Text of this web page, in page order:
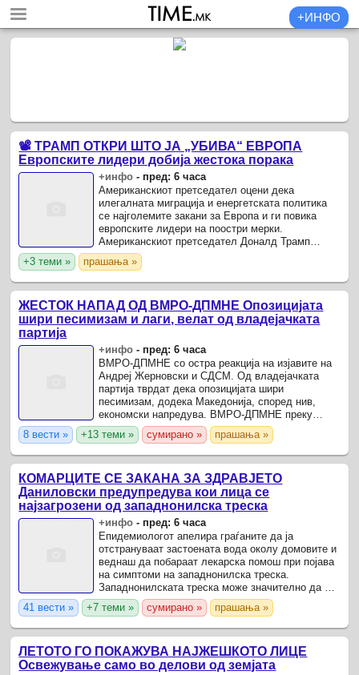
+ИНФО
📽️ ТРАМП ОТКРИ ШТО ЈА „УБИВА“ ЕВРОПА
Европските лидери добија жестока порака
+инфо - пред: 6 часа
Американскиот претседател оцени дека
илегалната миграција и енергетската политика
се најголемите закани за Европа и ги повика
европските лидери на поостри мерки.
Американскиот претседател Доналд Трамп
повторно упати критики кон европските лидери,
оценувајќи дека илегалната ...
+3 теми » прашања »
ЖЕСТОК НАПАД ОД ВМРО-ДПМНЕ Опозицијата
шири песимизам и лаги, велат од владејачката
партија
+инфо - пред: 6 часа
ВМРО-ДПМНЕ со остра реакција на изјавите на
Андреј Жерновски и СДСМ. Од владејачката
партија тврдат дека опозицијата шири
песимизам, додека Македонија, според нив,
економски напредува. ВМРО-ДПМНЕ преку
соопштение остро реагираше на изјавите на
функционерот на СДСМ, Андреј ...
8 вести » +13 теми » сумирано » прашања »
КОМАРЦИТЕ СЕ ЗАКАНА ЗА ЗДРАВЈЕТО
Даниловски предупредува кои лица се
најзагрозени од западнонилска треска
+инфо - пред: 6 часа
Епидемиологот апелира граѓаните да ја
отстрануваат застоената вода околу домовите и
веднаш да побараат лекарска помош при појава
на симптоми на западнонилска треска.
Западнонилската треска може значително да се
спречи доколку граѓаните доследно ги
применуваат мерките за заштита ...
41 вести » +7 теми » сумирано » прашања »
ЛЕТОТО ГО ПОКАЖУВА НАЈЖЕШКОТО ЛИЦE
Освежување само во делови од земјата